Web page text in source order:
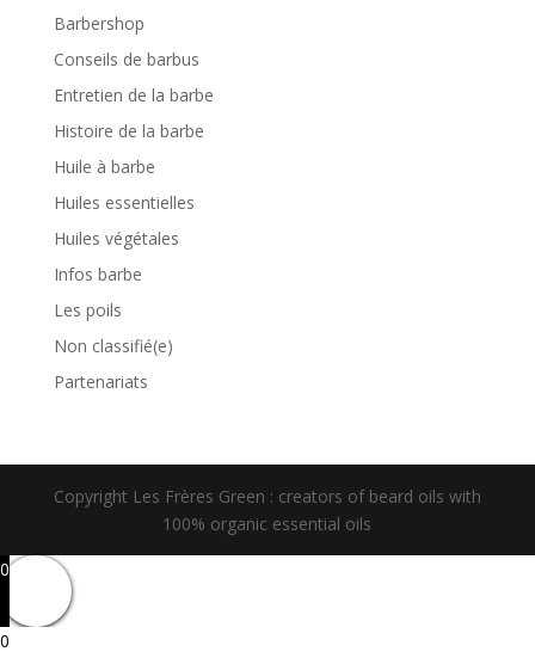
Barbershop
Conseils de barbus
Entretien de la barbe
Histoire de la barbe
Huile à barbe
Huiles essentielles
Huiles végétales
Infos barbe
Les poils
Non classifié(e)
Partenariats
Copyright Les Frères Green : creators of beard oils with
100% organic essential oils
0
0